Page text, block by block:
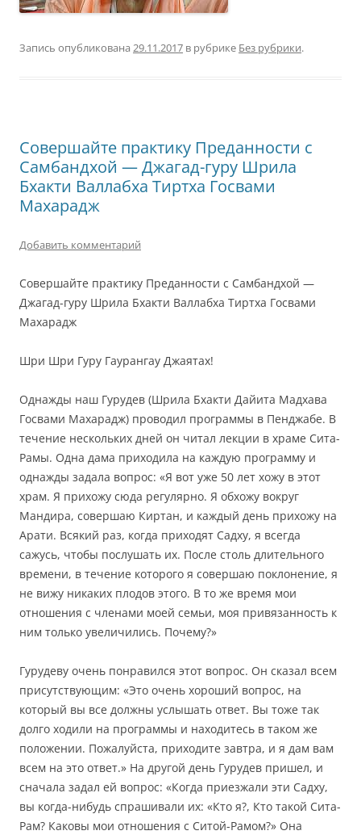
Запись опубликована 29.11.2017 в рубрике Без рубрики.
Совершайте практику Преданности с
Самбандхой — Джагад-гуру Шрила
Бхакти Валлабха Тиртха Госвами
Махарадж
Добавить комментарий
Совершайте практику Преданности с Самбандхой —
Джагад-гуру Шрила Бхакти Валлабха Тиртха Госвами
Махарадж
Шри Шри Гуру Гаурангау Джаятах!
Однажды наш Гурудев (Шрила Бхакти Дайита Мадхава
Госвами Махарадж) проводил программы в Пенджабе. В
течение нескольких дней он читал лекции в храме Сита-
Рамы. Одна дама приходила на каждую программу и
однажды задала вопрос: «Я вот уже 50 лет хожу в этот
храм. Я прихожу сюда регулярно. Я обхожу вокруг
Мандира, совершаю Киртан, и каждый день прихожу на
Арати. Всякий раз, когда приходят Садху, я всегда
сажусь, чтобы послушать их. После столь длительного
времени, в течение которого я совершаю поклонение, я
не вижу никаких плодов этого. В то же время мои
отношения с членами моей семьи, моя привязанность к
ним только увеличились. Почему?»
Гурудеву очень понравился этот вопрос. Он сказал всем
присутствующим: «Это очень хороший вопрос, на
который вы все должны услышать ответ. Вы тоже так
долго ходили на программы и находитесь в таком же
положении. Пожалуйста, приходите завтра, и я дам вам
всем на это ответ.» На другой день Гурудев пришел, и
сначала задал ей вопрос: «Когда приезжали эти Садху,
вы когда-нибудь спрашивали их: «Кто я?, Кто такой Сита-
Рам? Каковы мои отношения с Ситой-Рамом?» Она